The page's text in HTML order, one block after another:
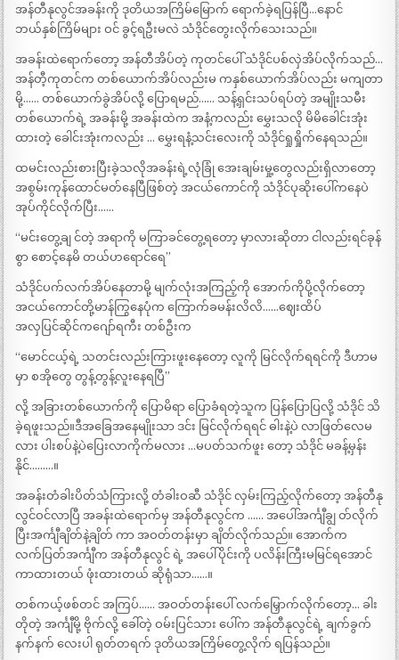
အန်တီနုလွင်အခန်းကို ဒုတိယအကြိမ်မြောက် ရောက်ခဲ့ရပြန်ပြီ…နောင်
ဘယ်နှစ်ကြိမ်များ ဝင် ခွင့်ရဦးမလဲ သံဒိုင်တွေးလိုက်သေးသည်။
အခန်းထဲရောက်တော့ အန်တီအိပ်တဲ့ ကုတင်ပေါ် သံဒိုင်ပစ်လှဲအိပ်လိုက်သည်…
အန်တီ့ကုတင်က တစ်ယောက်အိပ်လည်းမ ကနှစ်ယောက်အိပ်လည်း မကျတာ
မို့…… တစ်ယောက်ခွဲအိပ်လို့ ပြောရမည်…… သန့်ရှင်းသပ်ရပ်တဲ့ အမျိုးသမီး
တစ်ယောက်ရဲ့ အခန်းမို့ အခန်းထဲက အနံ့ကလည်း မွှေးသလို မိမိခေါင်းအုံး
ထားတဲ့ ခေါင်းအုံးကလည်း … မွှေးရနံ့သင်းလေးကို သံဒိုင်ရှုရှိုက်နေရသည်။
ထမင်းလည်းစားပြီးခဲ့သလိုအခန်းရဲ့လုံခြုံ အေးချမ်းမှု့တွေလည်းရှိလာတော့
အစွမ်းကုန်ထောင်မတ်နေပြီဖြစ်တဲ့ အငယ်ကောင်ကို သံဒိုင်ပုဆိုးပေါ်ကနေပဲ
အုပ်ကိုင်လိုက်ပြီး……
“မင်းတွေ့ချ င်တဲ့ အရာကို မကြာခင်တွေ့ရတော့ မှာလားဆိုတာ ငါလည်းရင်ခုန်
စွာ စောင့်နေမိ တယ်ဟရောင်ရေ”
သံဒိုင်ပက်လက်အိပ်နေတာမို့ မျက်လုံးအကြည့်ကို အောက်ကိုပို့လိုက်တော့
အငယ်ကောင်တို့မာန်ကြွနေပုံက ကြောက်ခမန်းလိလိ……ဈေးထိပ်
အလှပြင်ဆိုင်ကဂျော်ရကီး တစ်ဦးက
“မောင်ငယ့်ရဲ့ သတင်းလည်းကြားဖူးနေတော့ လူကို မြင်လိုက်ရရင်ကို ဒီဟာမ
မှာ စအိုတွေ တွန့်တွန့်လူးနေရပြီ”
လို့ အခြားတစ်ယောက်ကို ပြောမိရာ ပြောခံရတဲ့သူက ပြန်ပြောပြလို့ သံဒိုင် သိ
ခဲ့ရဖူးသည်။ဒီအခြေအနေမျိုးသာ ဒင်း မြင်လိုက်ရရင် ဓါးနဲ့ပဲ လာဖြတ်လေမ
လား ပါးစပ်နဲ့ပဲပြေးလာကိုက်မလား …မပတ်သက်ဖူး တော့ သံဒိုင် မခန့်မှန်း
နိုင်………။
အခန်းတံခါးပိတ်သံကြားလို့ တံခါးဝဆီ သံဒိုင် လှမ်းကြည့်လိုက်တော့ အန်တီနု
လွင်ဝင်လာပြီ အခန်းထဲရောက်မှ အန်တီနုလွင်က …… အပေါ်အင်္ကျီချွ တ်လိုက်
ပြီးအင်္ကျီချိတ်နဲ့ချိတ် ကာ အဝတ်တန်းမှာ ချိတ်လိုက်သည်။ အောက်က
လက်ပြတ်အင်္ကျီက အန်တီနုလွင် ရဲ့ အပေါ်ပိုင်းကို ပလိန်းကြီးမမြင်ရအောင်
ကာထားတယ် ဖုံးထားတယ် ဆိုရုံသာ……။
တစ်ကယ့်ဖစ်တင် အကြပ်…… အဝတ်တန်းပေါ် လက်မြှောက်လိုက်တော့… ခါး
တိုတဲ့ အင်္ကျီမို့ ဗိုက်လို့ ခေါ်တဲ့ ဝမ်းပြင်သား ပေါ်က အန်တီနုလွင်ရဲ့ ချက်ခွက်
နက်နက် လေးပါ ရုတ်တရက် ဒုတိယအကြိမ်တွေ့လိုက် ရပြန်သည်။